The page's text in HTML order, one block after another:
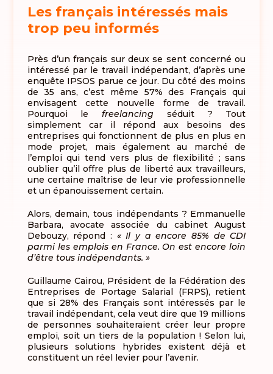
Les français intéressés mais
trop peu informés
Près d’un français sur deux se sent concerné ou
intéressé par le travail indépendant, d’après une
enquête IPSOS parue ce jour. Du côté des moins
de 35 ans, c’est même 57% des Français qui
envisagent cette nouvelle forme de travail.
Pourquoi lefreelancing séduit ? Tout
simplement car il répond aux besoins des
entreprises qui fonctionnent de plus en plus en
mode projet, mais également au marché de
l’emploi qui tend vers plus de flexibilité ; sans
oublier qu’il offre plus de liberté aux travailleurs,
une certaine maîtrise de leur vie professionnelle
et un épanouissement certain.
Alors, demain, tous indépendants ? Emmanuelle
Barbara, avocate associée du cabinet August
Debouzy, répond : « Il y a encore 85% de CDI
parmi les emplois en France. On est encore loin
d’être tous indépendants. »
Guillaume Cairou, Président de la Fédération des
Entreprises de Portage Salarial (FRPS), retient
que si 28% des Français sont intéressés par le
travail indépendant, cela veut dire que 19 millions
de personnes souhaiteraient créer leur propre
emploi, soit un tiers de la population ! Selon lui,
plusieurs solutions hybrides existent déjà et
constituent un réel levier pour l’avenir.